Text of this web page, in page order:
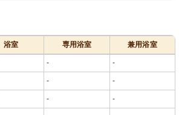
浴室 専用浴室 兼用浴室
- -
- -
- -